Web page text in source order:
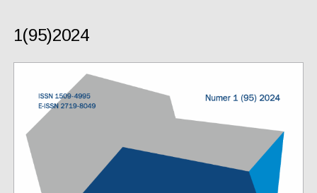
1(95)2024